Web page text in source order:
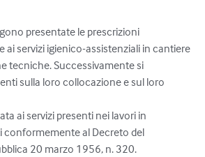
presentate le prescrizioni
ai servizi igienico-assistenziali in cantiere
tecniche. Successivamente si
sulla loro collocazione e sul loro
ai servizi presenti nei lavori in
conformemente al Decreto del
20 marzo 1956, n. 320.